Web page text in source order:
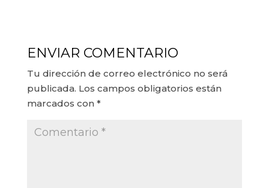
ENVIAR COMENTARIO
Tu dirección de correo electrónico no será
publicada. Los campos obligatorios están
marcados con *